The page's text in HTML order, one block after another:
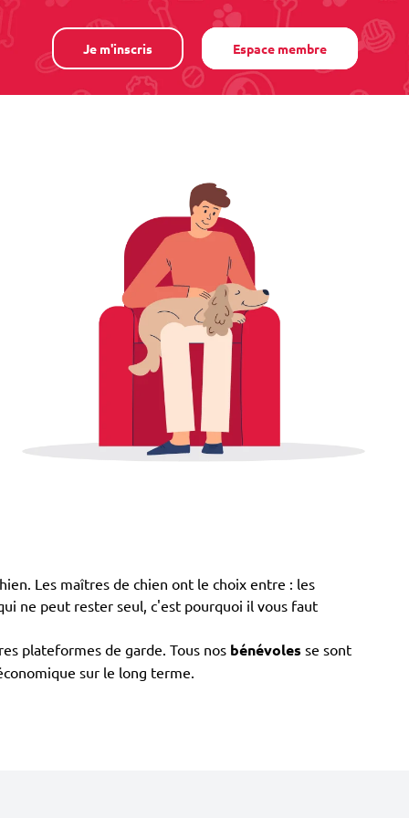
Je m'inscris Espace membre
Les maîtres de chien ont le choix entre : les
ne peut rester seul, c'est pourquoi il vous faut
plateformes de garde. Tous nos bénévoles se sont
sur le long terme.